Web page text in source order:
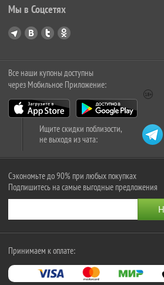
Мы в Соцсетях
Все наши купоны доступны
через Мобильное Приложение:
Ищите скидки поблизости,
не выходя из чата:
Сэкономьте до 90% при любых покупках
Подпишитесь на самые выгодные предложения
Принимаем к оплате: